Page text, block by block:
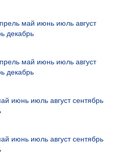
май июнь июль август
декабрь
май июнь июль август
декабрь
июнь июль август сентябрь
июнь июль август сентябрь